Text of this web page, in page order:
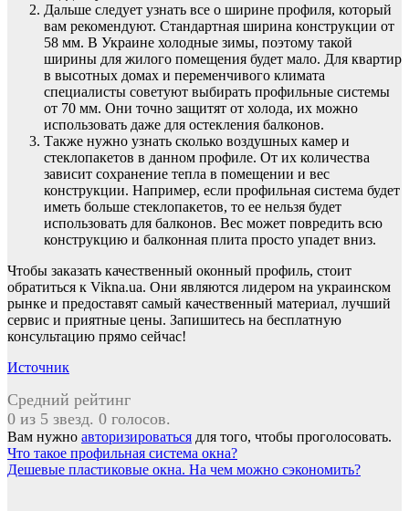
Дальше следует узнать все о ширине профиля, который
вам рекомендуют. Стандартная ширина конструкции от
58 мм. В Украине холодные зимы, поэтому такой
ширины для жилого помещения будет мало. Для квартир
в высотных домах и переменчивого климата
специалисты советуют выбирать профильные системы
от 70 мм. Они точно защитят от холода, их можно
использовать даже для остекления балконов.
Также нужно узнать сколько воздушных камер и
стеклопакетов в данном профиле. От их количества
зависит сохранение тепла в помещении и вес
конструкции. Например, если профильная система будет
иметь больше стеклопакетов, то ее нельзя будет
использовать для балконов. Вес может повредить всю
конструкцию и балконная плита просто упадет вниз.
Чтобы заказать качественный оконный профиль, стоит
обратиться к Vikna.ua. Они являются лидером на украинском
рынке и предоставят самый качественный материал, лучший
сервис и приятные цены. Запишитесь на бесплатную
консультацию прямо сейчас!
Источник
Средний рейтинг
0 из 5 звезд. 0 голосов.
Вам нужно авторизироваться для того, чтобы проголосовать.
Навигация
по
Что такое профильная система окна?
Дешевые пластиковые окна. На чем можно сэкономить?